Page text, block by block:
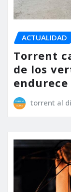
ACTUALIDAD
Torrent
de los
torrent al